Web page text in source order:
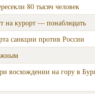
80 тысяч человек
на курорт — понаблюдать
санкции против России
восхождении на гору в